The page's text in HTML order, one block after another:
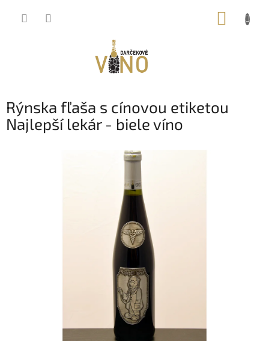
Rýnska fľaša s cínovou etiketou
Najlepší lekár - biele víno